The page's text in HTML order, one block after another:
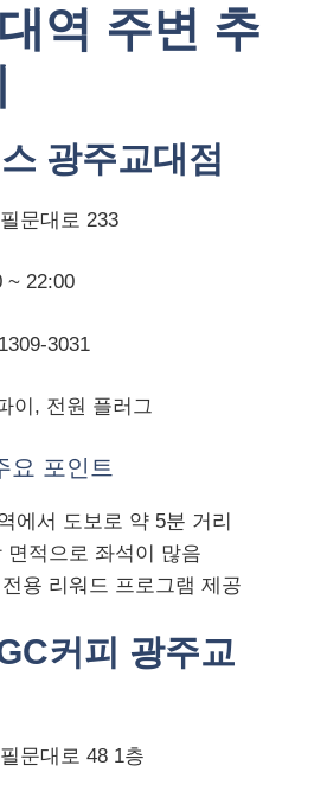
역 주변 추
광주교대점
문대로 233
~ 22:00
3031
이, 전원 플러그
요 포인트
에서 도보로 약 5분 거리
면적으로 좌석이 많음
용 리워드 프로그램 제공
커피 광주교
문대로 48 1층